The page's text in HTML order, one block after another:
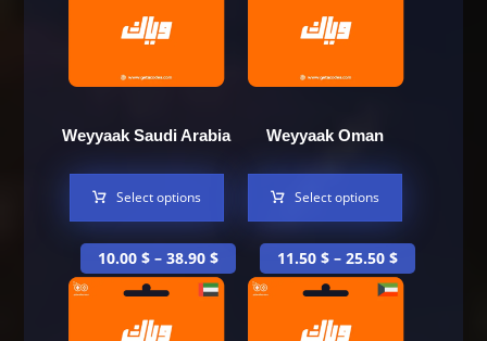
Weyyaak Saudi Arabia
Select options
Weyyaak Oman
Select options
10.00$ – 38.90$ 11.50 $ – 25.50 $